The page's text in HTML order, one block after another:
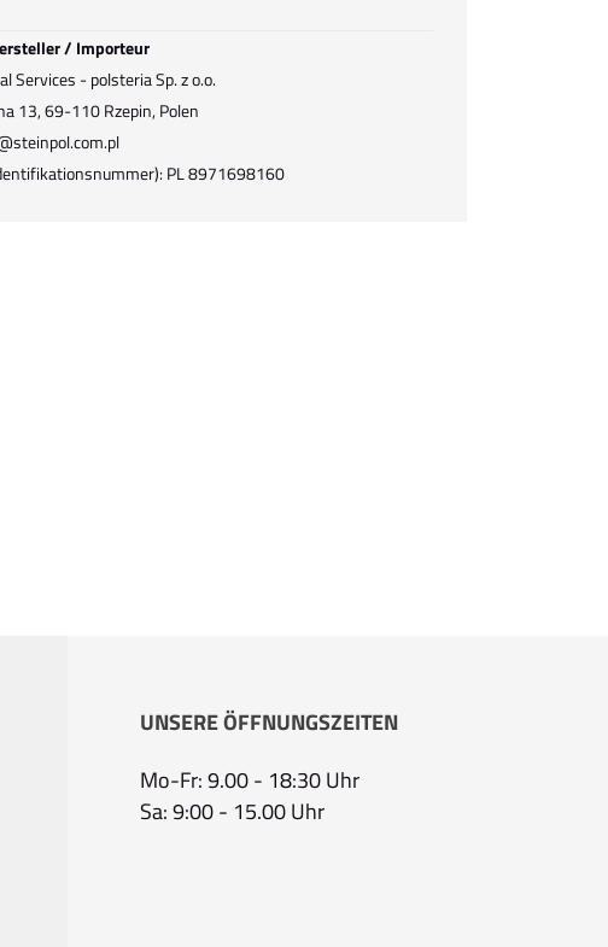
/ Importeur
Services - polsteria Sp. z o.o.
13, 69-110 Rzepin, Polen
PL 8971698160
UNSERE ÖFFNUNGSZEITEN
Mo-Fr: 9.00 - 18:30 Uhr
Sa: 9:00 - 15.00 Uhr